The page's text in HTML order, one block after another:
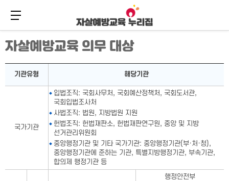
주
메
뉴
바
본
문
바
로
메뉴 버튼
자살예방교육 의무 대상
기관유형 해당기관
국가기관
입법조직: 국회사무처, 국회예산정책처, 국회도서관,
국회입법조사처
사법조직: 법원, 지방법원 지원
헌법조직: 헌법재판소, 헌법재판연구원, 중앙 및 지방
선거관리위원회
중앙행정기관 및 기타 국가기관: 중앙행정기관(부·처·청),
중앙행정기관에 준하는 기관, 특별지방행정기관, 부속기관,
합의제 행정기관 등
행정안전부